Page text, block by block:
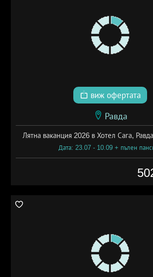
виж офертата
Равда
Лятна ваканция 2026 в Хотел Сага,
Дата: 23.07 - 10.09 + пълен